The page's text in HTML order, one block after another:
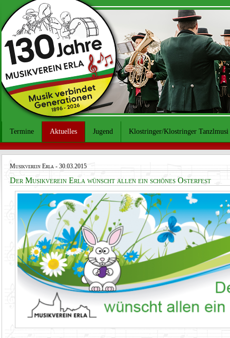
Termine Aktuelles Jugend Klostringer/Klostringer Tanzlmusi
Musikverein Erla- 30.03.2015
Der Musikverein Erla wünscht allen ein schönes Osterfest